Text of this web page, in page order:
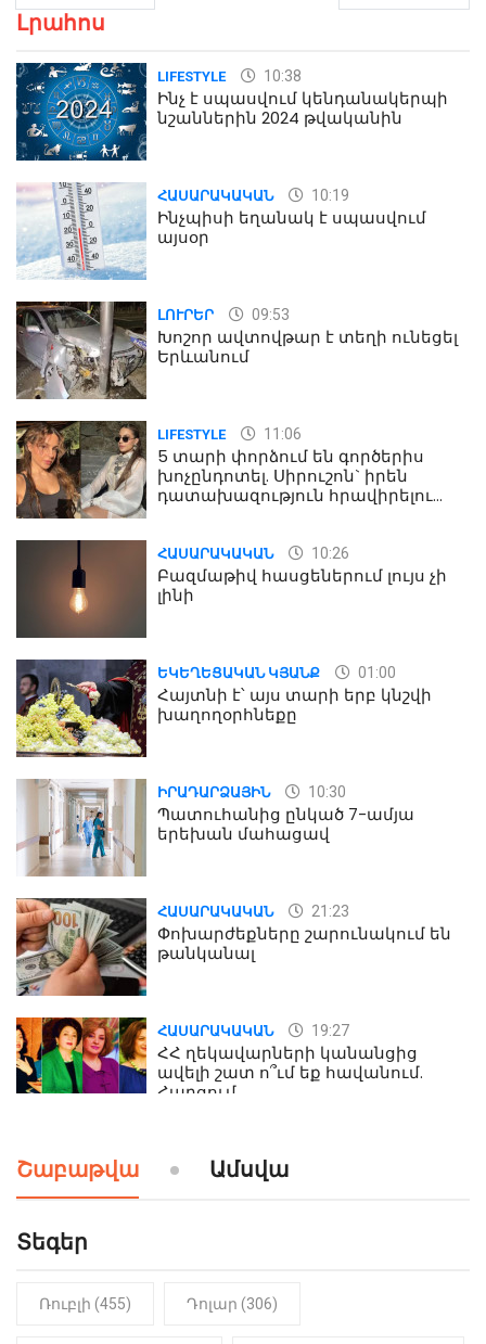
Լրահոս
LIFESTYLE 10:38
Ինչ է սպասվում կենդանակերպի
նշաններին 2024 թվականին
ՀԱՍԱՐԱԿԱԿԱՆ 10:19
Ինչպիսի եղանակ է սպասվում
այսօր
ԼՈՒՐԵՐ 09:53
Խոշոր ավտովթար է տեղի ունեցել
Երևանում
LIFESTYLE 11:06
5 տարի փորձում են գործերիս
խոչընդոտել. Սիրուշոն` իրեն
դատախազություն հրավիրելու
ՀԱՍԱՐԱԿԱԿԱՆ 10:26
Բազմաթիվ հասցեներում լույս չի
լինի
ԵԿԵՂԵՑԱԿԱՆ ԿՅԱՆՔ 01:00
Հայտնի է՝ այս տարի երբ կնշվի
խաղողօրհնեքը
ԻՐԱԴԱՐՁԱՅԻՆ 10:30
Պատուհանից ընկած 7-ամյա
երեխան մահացավ
ՀԱՍԱՐԱԿԱԿԱՆ 21:23
Փոխարժեքները շարունակում են
թանկանալ
ՀԱՍԱՐԱԿԱԿԱՆ 19:27
ՀՀ ղեկավարների կանանցից
ավելի շատ ո՞ւմ եք հավանում.
Հարցում
Երեւան-Մոսկվա օդшնավի մեջ
Շաբաթվա Ամսվա
Տեգեր
Ռուբլի (455) Դոլար (306)